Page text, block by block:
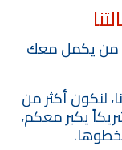
من يكمل معك
لنكون أكثر من
يكبر معكم،